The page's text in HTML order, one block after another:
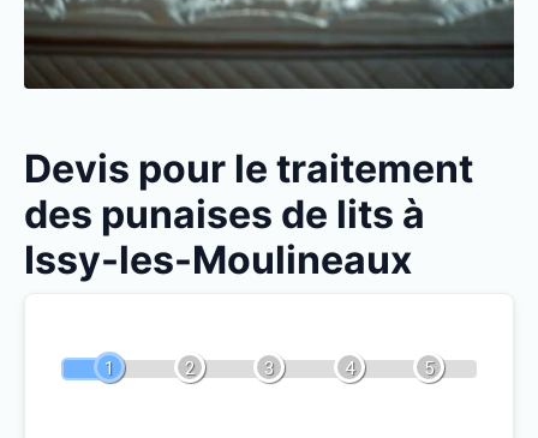
Devis pour le traitement
des punaises de lits à
Issy-les-Moulineaux
1 2 3 4 5